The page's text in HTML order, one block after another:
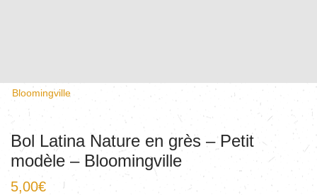
Bloomingville
Bol Latina Nature en grès – Petit
modèle – Bloomingville
5,00€